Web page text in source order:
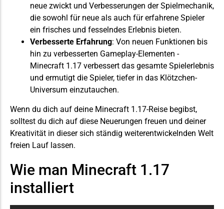
neue zwickt und Verbesserungen der Spielmechanik,
die sowohl für neue als auch für erfahrene Spieler
ein frisches und fesselndes Erlebnis bieten.
Verbesserte Erfahrung: Von neuen Funktionen bis
hin zu verbesserten Gameplay-Elementen -
Minecraft 1.17 verbessert das gesamte Spielerlebnis
und ermutigt die Spieler, tiefer in das Klötzchen-
Universum einzutauchen.
Wenn du dich auf deine Minecraft 1.17-Reise begibst,
solltest du dich auf diese Neuerungen freuen und deiner
Kreativität in dieser sich ständig weiterentwickelnden Welt
freien Lauf lassen.
Wie man Minecraft 1.17
installiert